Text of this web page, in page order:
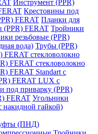
Инструмент (PPR)
Крестовины под
FERAT Планки для
(PPR) FERAT Тройники
резьбовые (PPR)
вода) Трубы (PPR)
FERAT стекловолокно
FERAT стекловолокно
FERAT Standart c
FERAT LUX c
под приварку (PPR)
FERAT Угольники
гайкой)
(ПНД)